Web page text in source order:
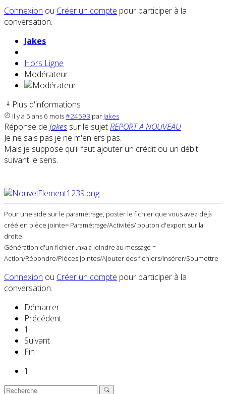
Connexion ou Créer un compte pour participer à la
conversation.
Jakes
Hors Ligne
Modérateur
Plus d'informations
il y a 5 ans 6 mois#24593 par Jakes
Réponse de Jakes sur le sujetREPORT A NOUVEAU
Je ne sais pas je ne m'en ers pas.
Mais je suppose qu'il faut ajouter un crédit ou un débit
suivant le sens.
Pour une aide sur le paramétrage, poster le fichier que vous avez déjà
créé en pièce jointe= Paramétrage/Activités/ bouton d'export sur la
droite
Génération d'un fichier .nxa à joindre au message =
Action/Répondre/Pièces jointes/Ajouter des fichiers/Insérer/Soumettre
Connexion ou Créer un compte pour participer à la
conversation.
Démarrer
Précédent
1
Suivant
Fin
1